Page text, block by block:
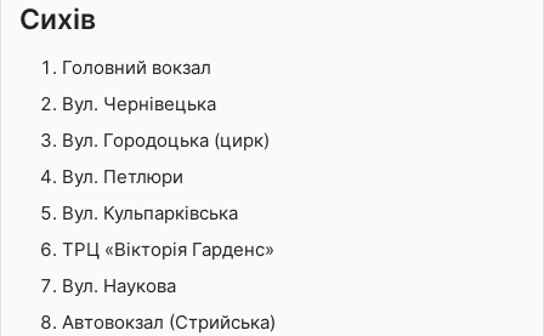
Сихів
Головний вокзал
Вул. Чернівецька
Вул. Городоцька (цирк)
Вул. Петлюри
Вул. Кульпарківська
ТРЦ «Вікторія Гарденс»
Вул. Наукова
Автовокзал (Стрийська)